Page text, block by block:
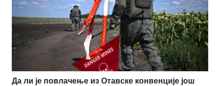
Да ли је повлачење из Отавске конвенције још